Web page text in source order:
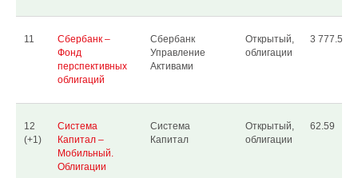
11
Сбербанк –
Фонд
перспективных
облигаций
Сбербанк
Управление
Активами
Открытый,
облигации
3 777.59 3
12
(+1)
Система
Капитал –
Мобильный.
Облигации
Система
Капитал
Открытый,
облигации
62.59